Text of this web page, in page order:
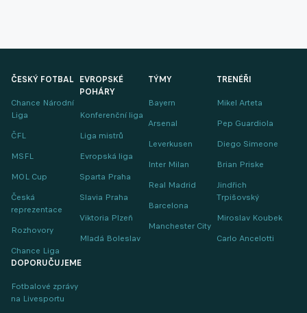
ČESKÝ FOTBAL
Chance Národní
Liga
ČFL
MSFL
MOL Cup
Česká
reprezentace
Rozhovory
Chance Liga
EVROPSKÉ
POHÁRY
Konferenční liga
Liga mistrů
Evropská liga
Sparta Praha
Slavia Praha
Viktoria Plzeň
Mladá Boleslav
TÝMY
Bayern
Arsenal
Leverkusen
Inter Milan
Real Madrid
Barcelona
Manchester City
TRENÉŘI
Mikel Arteta
Pep Guardiola
Diego Simeone
Brian Priske
Jindřich
Trpišovský
Miroslav Koubek
Carlo Ancelotti
DOPORUČUJEME
Fotbalové zprávy
na Livesportu